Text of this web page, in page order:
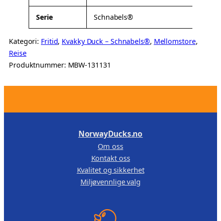
Serie Schnabels®
Kategori: Fritid, Kvakky Duck – Schnabels®, Mellomstore
Reise
Produktnummer: MBW-131131
NorwayDucks.no
Om oss
Kontakt oss
Kvalitet og sikkerhet
Miljøvennlige valg